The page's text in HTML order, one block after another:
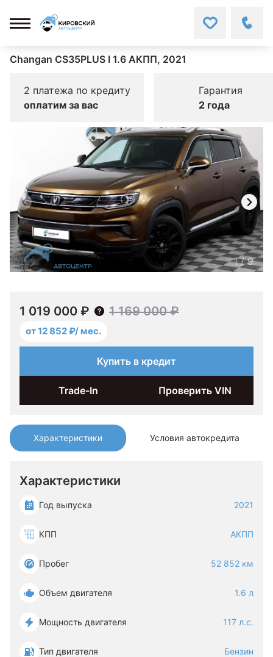
Changan CS35PLUS I 1.6 АКПП, 2021
2 платежа по кредиту
оплатим за вас
Гарантия
2 года
Характеристики Условия автокредита
Характеристики
Год выпуска 2021
КПП АКПП
Пробег 52 852 км
Объем двигателя 1.6 л
Мощность двигателя 117 л.с.
Тип двигателя Бензин
1/9
1 019 000 ₽ 1 169 000 ₽
от 12 852 ₽/ мес.
Купить в кредит
Trade-In Проверить VIN